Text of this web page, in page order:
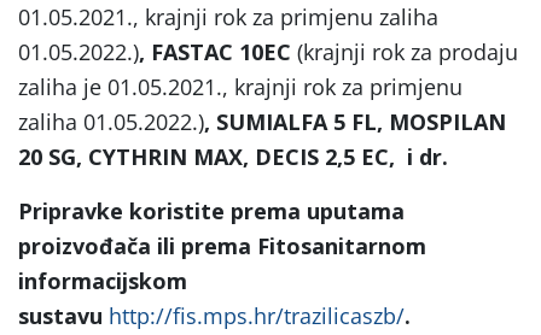
01.05.2021., krajnji rok za primjenu zaliha
01.05.2022.), FASTAC 10EC (krajnji rok za prodaju
zaliha je 01.05.2021., krajnji rok za primjenu
zaliha 01.05.2022.), SUMIALFA 5 FL, MOSPILAN
20 SG, CYTHRIN MAX, DECIS 2,5 EC, i dr.
Pripravke koristite prema uputama
proizvođača ili prema Fitosanitarnom
informacijskom
sustavu http://fis.mps.hr/trazilicaszb/.